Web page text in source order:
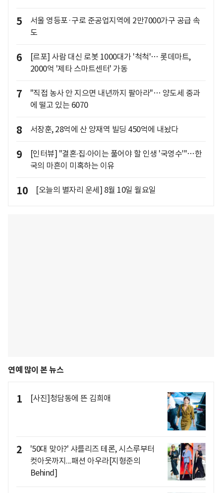
5
서울 영등포·구로 준공업지역에 2만7000가구 공급 속
도
6
[르포] 사람 대신 로봇 1000대가 '척척'… 롯데마트,
2000억 '제타 스마트센터' 가동
7
"직접 농사 안 지으면 내년까지 팔아라"… 양도세 중과
에 떨고 있는 6070
8 서장훈, 28억에 산 양재역 빌딩 450억에 내놨다
9
[인터뷰] "결혼∙집∙아이는 풀어야 할 인생 '국영수'"…한
국의 마흔이 미혹하는 이유
10 [오늘의 별자리 운세] 8월 10일 월요일
연예 많이 본 뉴스
1 [사진]청담동에 뜬 김희애
2
'50대 맞아?' 샤를리즈 테론, 시스루부터
컷아웃까지...패션 아우라[지형준의
Behind]